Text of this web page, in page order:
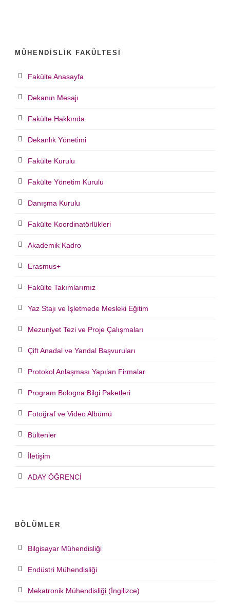
MÜHENDISLIK FAKÜLTESI
Fakülte Anasayfa
Dekanın Mesajı
Fakülte Hakkında
Dekanlık Yönetimi
Fakülte Kurulu
Fakülte Yönetim Kurulu
Danışma Kurulu
Fakülte Koordinatörlükleri
Akademik Kadro
Erasmus+
Fakülte Takımlarımız
Yaz Stajı ve İşletmede Mesleki Eğitim
Mezuniyet Tezi ve Proje Çalışmaları
Çift Anadal ve Yandal Başvuruları
Protokol Anlaşması Yapılan Firmalar
Program Bologna Bilgi Paketleri
Fotoğraf ve Video Albümü
Bültenler
İletişim
ADAY ÖĞRENCİ
BÖLÜMLER
Bilgisayar Mühendisliği
Endüstri Mühendisliği
Mekatronik Mühendisliği (İngilizce)